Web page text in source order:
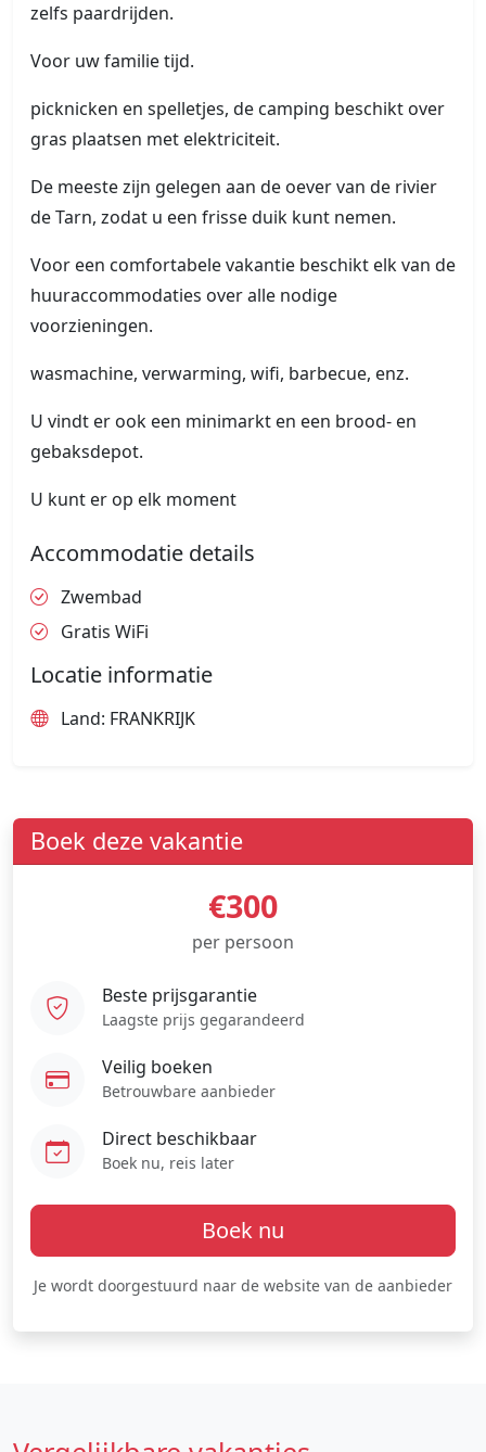
zelfs paardrijden.
Voor uw familie tijd.
picknicken en spelletjes, de camping beschikt over
gras plaatsen met elektriciteit.
De meeste zijn gelegen aan de oever van de rivier
de Tarn, zodat u een frisse duik kunt nemen.
Voor een comfortabele vakantie beschikt elk van de
huuraccommodaties over alle nodige
voorzieningen.
wasmachine, verwarming, wifi, barbecue, enz.
U vindt er ook een minimarkt en een brood- en
gebaksdepot.
U kunt er op elk moment
Accommodatie details
Zwembad
Gratis WiFi
Locatie informatie
Land: FRANKRIJK
Boek deze vakantie
€300
per persoon
Beste prijsgarantie
Laagste prijs gegarandeerd
Veilig boeken
Betrouwbare aanbieder
Direct beschikbaar
Boek nu, reis later
Boek nu
Je wordt doorgestuurd naar de website van de aanbieder